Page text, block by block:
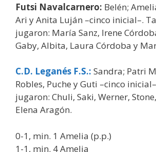
Futsi Navalcarnero: Belén;
Ari y Anita Luján –cinco inicial–.
jugaron: María Sanz, Irene
Gaby, Albita, Laura Córdoba y
C.D. Leganés F.S.: Sandra; Patri
Robles, Puche y Guti –cinco
jugaron: Chuli, Saki, Werner,
Elena Aragón.
0-1, min. 1 Amelia (p.p.)
1-1, min. 4 Amelia